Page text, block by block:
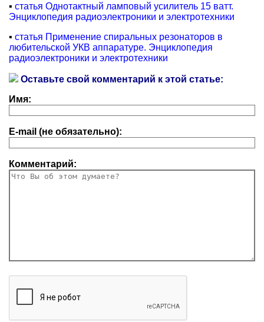
▪ статья Однотактный ламповый усилитель 15 ватт.
Энциклопедия радиоэлектроники и электротехники
▪ статья Применение спиральных резонаторов в
любительской УКВ аппаратуре. Энциклопедия
радиоэлектроники и электротехники
Оставьте свой комментарий к этой статье:
Имя:
E-mail (не обязательно):
Комментарий: